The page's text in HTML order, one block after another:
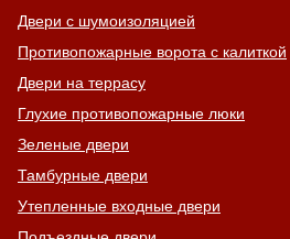
Двери с шумоизоляцией
Противопожарные ворота с калиткой
Двери на террасу
Глухие противопожарные люки
Зеленые двери
Тамбурные двери
Утепленные входные двери